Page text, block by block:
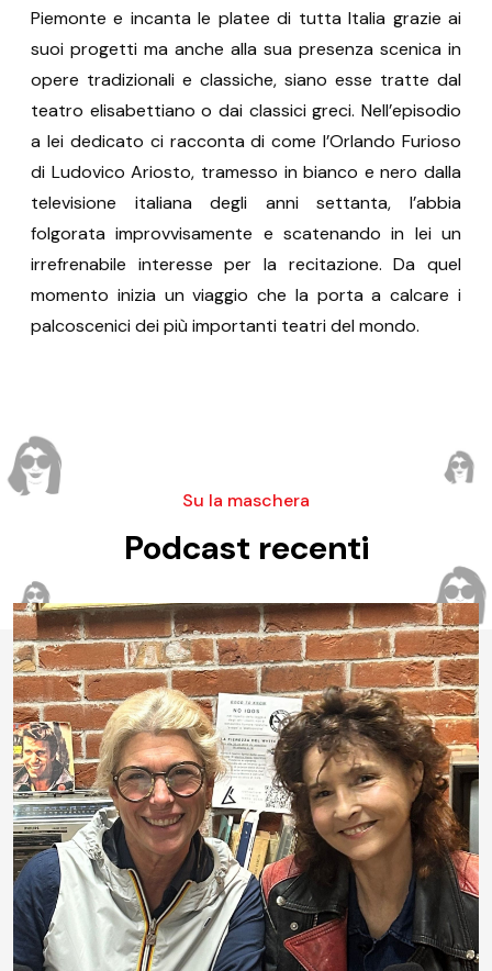
Piemonte e incanta le platee di tutta Italia grazie ai
suoi progetti ma anche alla sua presenza scenica in
opere tradizionali e classiche, siano esse tratte dal
teatro elisabettiano o dai classici greci. Nell’episodio
a lei dedicato ci racconta di come l’Orlando Furioso
di Ludovico Ariosto, tramesso in bianco e nero dalla
televisione italiana degli anni settanta, l’abbia
folgorata improvvisamente e scatenando in lei un
irrefrenabile interesse per la recitazione. Da quel
momento inizia un viaggio che la porta a calcare i
palcoscenici dei più importanti teatri del mondo.
Su la maschera
Podcast recenti